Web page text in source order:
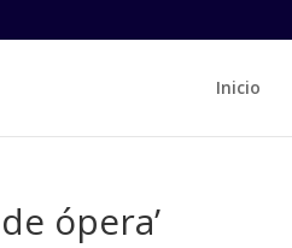
Inicio
ópera’